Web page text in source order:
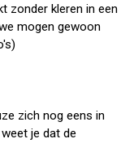
zonder kleren in een
mogen gewoon
zich nog eens in
je dat de